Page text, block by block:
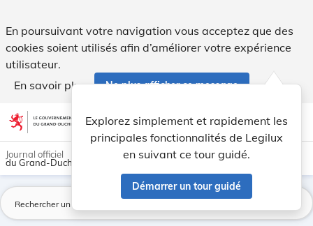
En poursuivant votre navigation vous acceptez que des
cookies soient utilisés afin d’améliorer votre expérience
utilisateur.
En savoir plus
Ne plus afficher ce message
Aller au contenu account_circle help Aide
Explorez simplement et rapidement les
principales fonctionnalités de Legilux
en suivant ce tour guidé.
Démarrer un tour guidé
light_mode dark_mode
Journal officiel
du Grand-Duché de Luxembourg